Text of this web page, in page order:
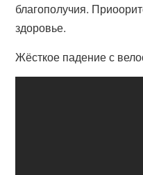
благополучия.
здоровье.
Жёсткое падение с